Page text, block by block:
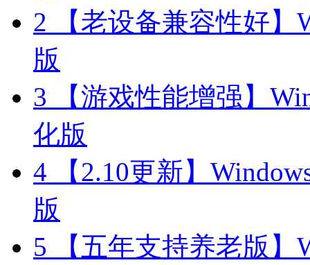
2 【老设备兼容性好】
版
3 【游戏性能增强】
化版
4 【2.10更新】
版
5 【五年支持养老版】